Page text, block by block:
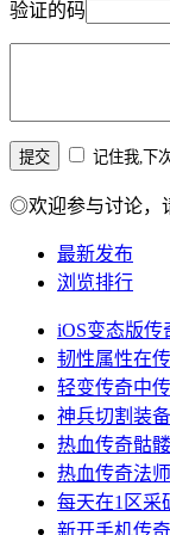
验证的码
记住我,下
◎欢迎参与讨论，
最新发布
浏览排行
iOS变态版传
韧性属性在
轻变传奇中
神兵切割装
热血传奇骷
热血传奇法
每天在1区采